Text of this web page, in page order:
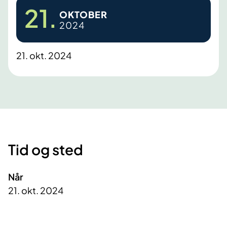
21. OKTOBER
2024
21. okt. 2024
Tid og sted
Når
21. okt. 2024